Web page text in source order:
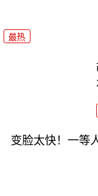
最热
变脸太快！一等